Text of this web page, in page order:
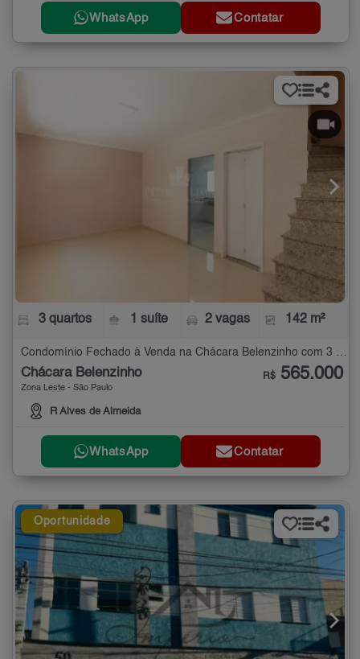
WhatsApp Contatar
3 quartos 1 suíte 2 vagas 142 m²
Condomínio Fechado à Venda na Chácara Belenzinho com 3 quartos - 142 m²
Chácara Belenzinho
Zona Leste - São Paulo
R Alves de Almeida
R$ 565.000
WhatsApp Contatar
Oportunidade